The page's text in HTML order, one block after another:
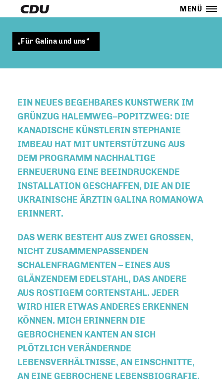
MENÜ
Für Galina und uns“
EIN NEUES BEGEHBARES KUNSTWERK IM
GRÜNZUG HALEMWEG–POPITZWEG: DIE
KANADISCHE KÜNSTLERIN STEPHANIE
IMBEAU HAT MIT UNTERSTÜTZUNG AUS
DEM PROGRAMM NACHHALTIGE
ERNEUERUNG EINE BEEINDRUCKENDE
INSTALLATION GESCHAFFEN, DIE AN DIE
UKRAINISCHE ÄRZTIN GALINA ROMANOWA
ERINNERT.
DAS WERK BESTEHT AUS ZWEI GROSSEN, N
ICHT ZUSAMMENPASSENDEN S
CHALENFRAGMENTEN – EINES AUS G
LÄNZENDEM EDELSTAHL, DAS ANDERE A
US ROSTIGEM CORTENSTAHL. JEDER W
IRD HIER ETWAS ANDERES ERKENNEN K
ÖNNEN. MICH ERINNERN DIE G
EBROCHENEN KANTEN AN SICH P
LÖTZLICH VERÄNDERNDE L
EBENSVERHÄLTNISSE, AN EINSCHNITTE, A
N EINE GEBROCHENE LEBENSBIOGRAFIE.